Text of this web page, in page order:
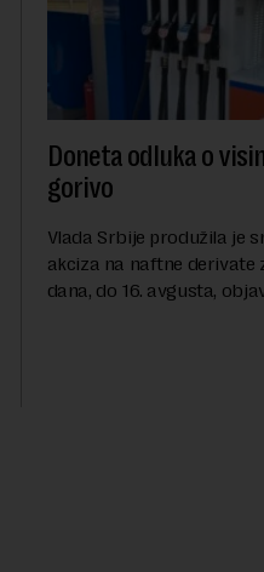
Doneta odluka o
gorivo
Vlada Srbije produžila je
akciza na naftne derivate
dana, do 16. avgusta,